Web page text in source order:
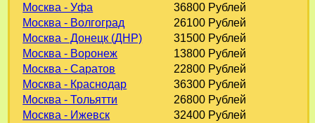
Москва - Уфа
36800 Рублей
Москва - Волгоград
26100 Рублей
Москва - Донецк (ДНР)
31500 Рублей
Москва - Воронеж
13800 Рублей
Москва - Саратов
22800 Рублей
Москва - Краснодар
36300 Рублей
Москва - Тольятти
26800 Рублей
Москва - Ижевск
32400 Рублей